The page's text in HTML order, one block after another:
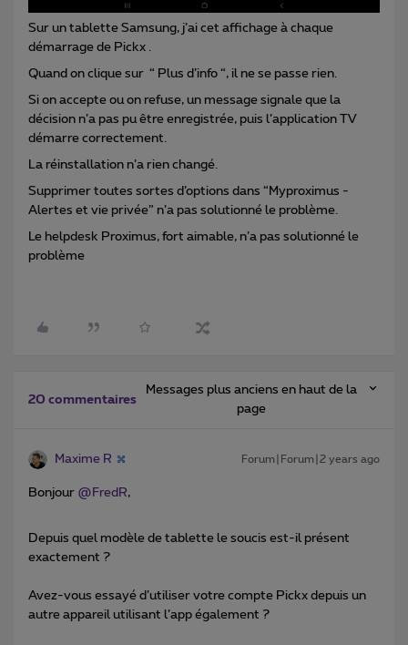
Sur un tablette Samsung, j’ai cet affichage à chaque
démarrage de Pickx .
Quand on clique sur “ Plus d’info “, il ne se passe rien.
Si on accepte ou on refuse, un message signale que la
décision n’a pas pu être enregistrée, puis l’application TV
démarre correctement.
La réinstallation n’a rien changé.
Supprimer toutes sortes d’options dans “Myproximus -
Alertes et vie privée” n’a pas solutionné le problème.
Le helpdesk Proximus, fort aimable, n’a pas solutionné le
problème
20 commentaires
Messages plus anciens en haut de la
page
Maxime R Forum|Forum|2 years ago
Bonjour @FredR,
Depuis quel modèle de tablette le soucis est-il présent
exactement ?
Avez-vous essayé d’utiliser votre compte Pickx depuis un
autre appareil utilisant l’app également ?